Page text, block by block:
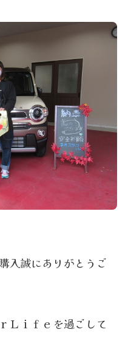
入誠にありがとうご
Ｌｉｆｅを過ごして